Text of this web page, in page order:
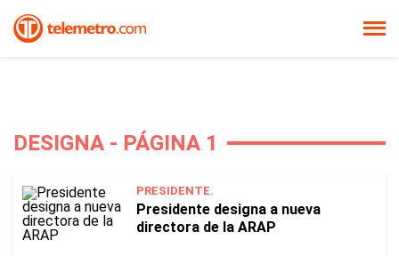
DESIGNA - PÁGINA 1
PRESIDENTE.
Presidente designa a nueva
directora de la ARAP